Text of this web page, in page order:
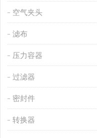
空气夹头
滤布
压力容器
过滤器
密封件
转换器